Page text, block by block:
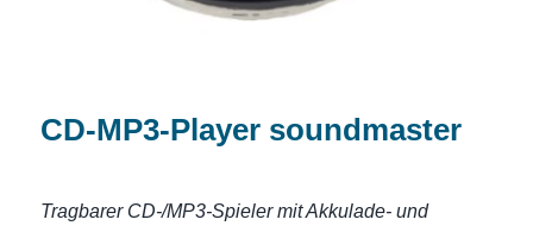
CD-MP3-Player soundmaster
Tragbarer CD-/MP3-Spieler mit Akkulade- und